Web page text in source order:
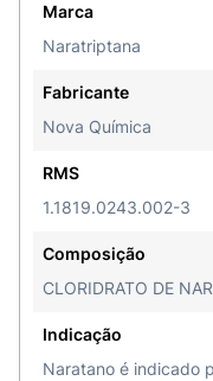
Marca
Naratriptana
Fabricante
Nova Química
RMS
1.1819.0243.002-3
Composição
CLORIDRATO DE
Indicação
Naratano é indicado